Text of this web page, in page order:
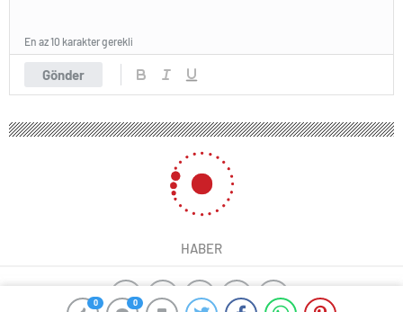
0 0
Gönder
En az 10 karakter gerekli
HABER